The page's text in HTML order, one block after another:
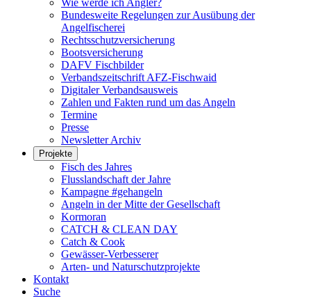
Wie werde ich Angler?
Bundesweite Regelungen zur Ausübung der
Angelfischerei
Rechtsschutzversicherung
Bootsversicherung
DAFV Fischbilder
Verbandszeitschrift AFZ-Fischwaid
Digitaler Verbandsausweis
Zahlen und Fakten rund um das Angeln
Termine
Presse
Newsletter Archiv
Projekte
Fisch des Jahres
Flusslandschaft der Jahre
Kampagne #gehangeln
Angeln in der Mitte der Gesellschaft
Kormoran
CATCH & CLEAN DAY
Catch & Cook
Gewässer-Verbesserer
Arten- und Naturschutzprojekte
Kontakt
Suche